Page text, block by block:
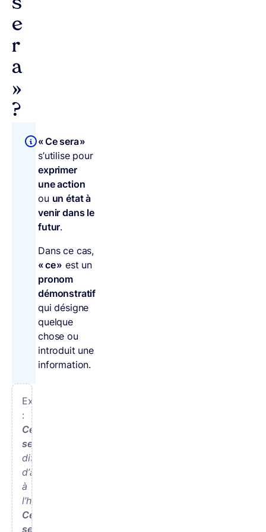
s
e
r
a
»
?
« Ce sera »
s’utilise pour
exprimer
une action
ou un état à
venir dans le
futur.
Dans ce cas,
« ce » est un
pronom
démonstratif
qui désigne
quelque
chose ou
introduit une
information.
Exemples
:
Ce
sera
difficile
d’arriver
à
l’heure.
Ce
sera